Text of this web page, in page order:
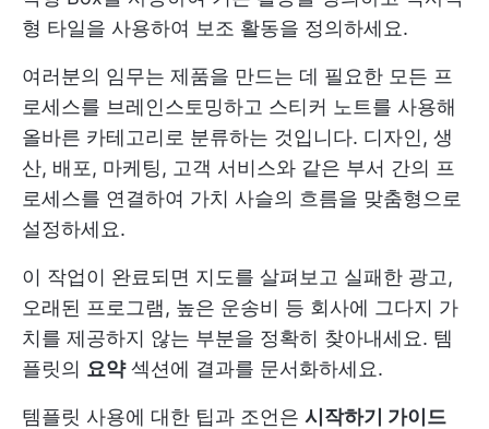
형 타일을 사용하여 보조 활동을 정의하세요.
여러분의 임무는 제품을 만드는 데 필요한 모든 프
로세스를 브레인스토밍하고 스티커 노트를 사용해
올바른 카테고리로 분류하는 것입니다. 디자인, 생
산, 배포, 마케팅, 고객 서비스와 같은 부서 간의 프
로세스를 연결하여 가치 사슬의 흐름을 맞춤형으로
설정하세요.
이 작업이 완료되면 지도를 살펴보고 실패한 광고,
오래된 프로그램, 높은 운송비 등 회사에 그다지 가
치를 제공하지 않는 부분을 정확히 찾아내세요. 템
플릿의 요약섹션에 결과를 문서화하세요.
템플릿 사용에 대한 팁과 조언은 시작하기 가이드